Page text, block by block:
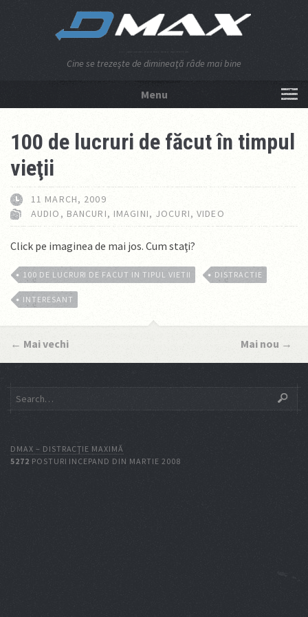
Cine se trezeşte de dimineaţă râde mai bine
Menu
100 de lucruri de făcut în timpul
vieţii
11 MARCH, 2009
AUDIO , BANCURI, IMAGINI, JOCURI,VIDEO
Click pe imaginea de mai jos. Cum staţi?
100 DE LUCRURI DE FACUT IN TIPUL VIETII DISTRACTIE
INTERESANT
← Mai vechi Mai nou →
DMAX – DISTRACŢIE MAXIMĂ
5272 POSTURI INCEPAND DIN MARTIE 2008